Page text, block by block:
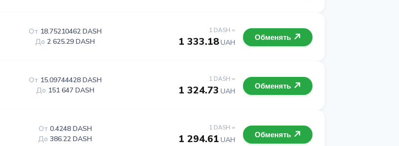
1 DASH =
1 333.18UAH
От 18.75210462 DASH
До 2 625.29 DASH Обменять
1 DASH =
1 324.73 UAH
От 15.09744428 DASH
До 151 647 DASH Обменять
1 DASH =
1 294.61 UAH
От 0.4248 DASH
До 386.22 DASH Обменять